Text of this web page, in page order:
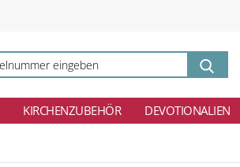
KIRCHENZUBEHÖR DEVOTIONALIEN